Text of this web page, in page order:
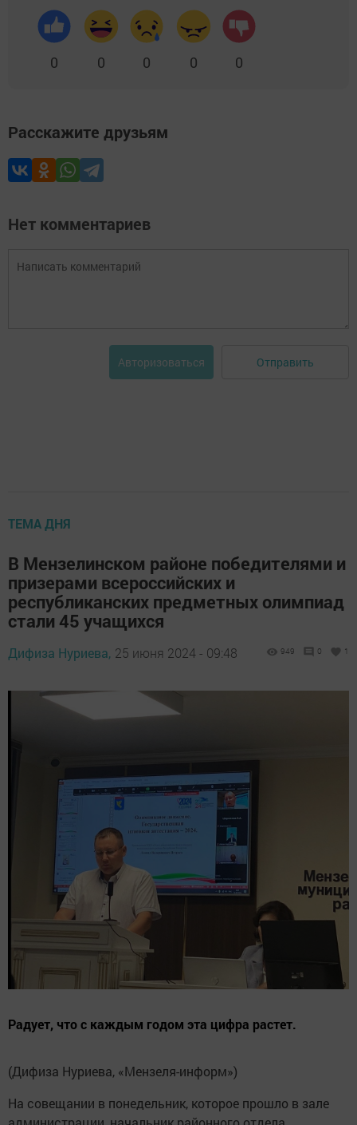
0 0 0 0 0
Расскажите друзьям
Нет комментариев
Авторизоваться Отправить
ТЕМА ДНЯ
В Мензелинском районе победителями и
призерами всероссийских и
республиканских предметных олимпиад
стали 45 учащихся
Дифиза Нуриева, 25 июня 2024 - 09:48 949 0 1
Радует, что с каждым годом эта цифра растет.
(Дифиза Нуриева, «Мензеля-информ»)
На совещании в понедельник, которое прошло в зале